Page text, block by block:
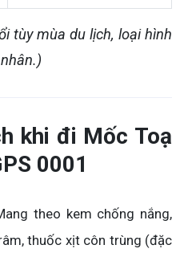
tùy mùa du lịch, loại hình
khi đi Mốc Toạ
0001
theo kem chống nắng,
thuốc xịt côn trùng (đặc